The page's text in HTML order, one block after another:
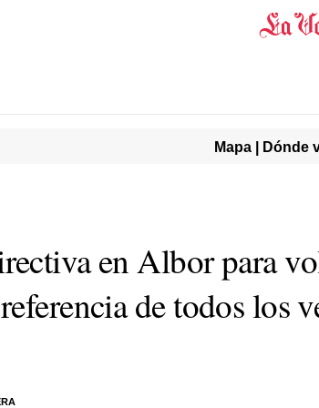
Mapa | Dónde
en Albor para
de todos los